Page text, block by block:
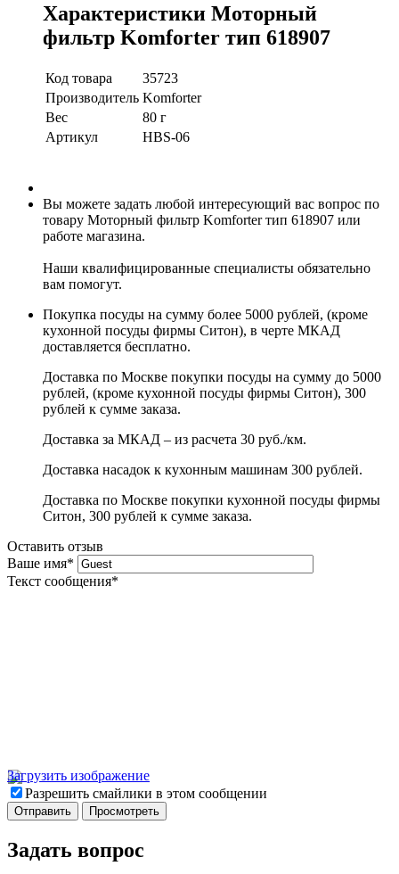
Характеристики Моторный
фильтр Komforter тип 618907
Код товара
35723
Производитель Komforter
Вес
80 г
Артикул
HBS-06
Вы можете задать любой интересующий вас вопрос по
товару Моторный фильтр Komforter тип 618907 или
работе магазина.
Наши квалифицированные специалисты обязательно
вам помогут.
Покупка посуды на сумму более 5000 рублей, (кроме
кухонной посуды фирмы Ситон), в черте МКАД
доставляется бесплатно.
Доставка по Москве покупки посуды на сумму до 5000
рублей, (кроме кухонной посуды фирмы Ситон), 300
рублей к сумме заказа.
Доставка за МКАД – из расчета 30 руб./км.
Доставка насадок к кухонным машинам 300 рублей.
Доставка по Москве покупки кухонной посуды фирмы
Ситон, 300 рублей к сумме заказа.
Оставить отзыв
Ваше имя*
Текст сообщения*
Загрузить изображение
Разрешить смайлики в этом сообщении
Задать вопрос